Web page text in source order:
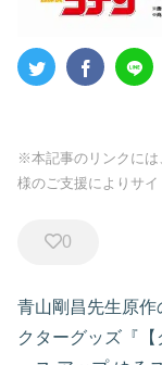
※本記事のリンクには
様のご支援によりサイ
0
青山剛昌先生原作
クターグッズ『